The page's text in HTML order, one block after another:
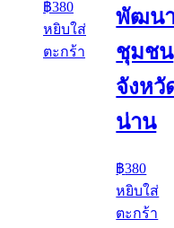
฿380
หยิบใส่
ตะกร้า
พัฒน
ชุมชน
จังหวั
น่าน
฿380
หยิบใส่
ตะกร้า